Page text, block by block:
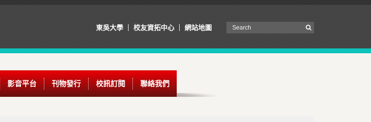
東吳大學 校友資拓中心 網站地圖
影音平台 刊物發行 校訊訂閱 聯絡我們